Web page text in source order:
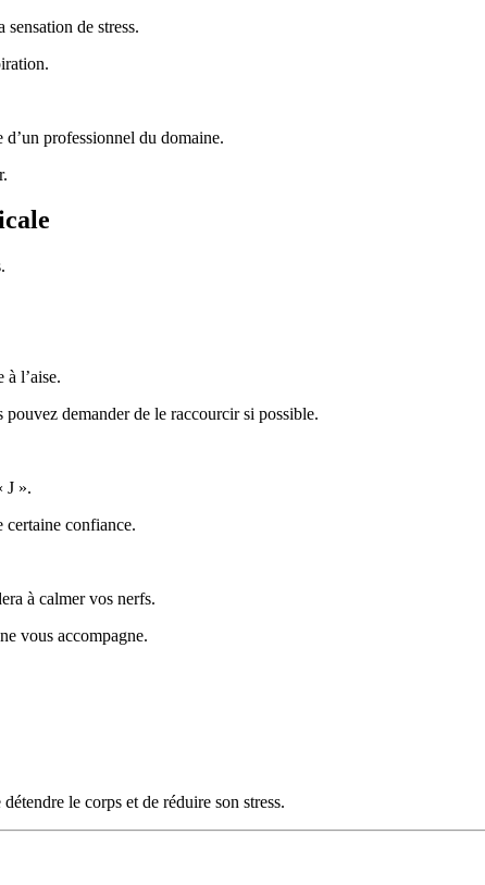
de stress.
professionnel du domaine.
l’aise.
demander de le raccourcir si possible.
J ».
certaine confiance.
à calmer vos nerfs.
vous accompagne.
le corps et de réduire son stress.